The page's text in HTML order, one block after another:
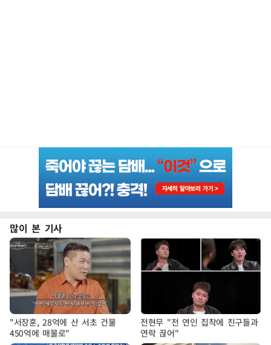
많이 본 기사
"서장훈, 28억에 산 서초 건물
450억에 매물로"
전현무 "전 연인 집착에 친구들과
연락 끊어"